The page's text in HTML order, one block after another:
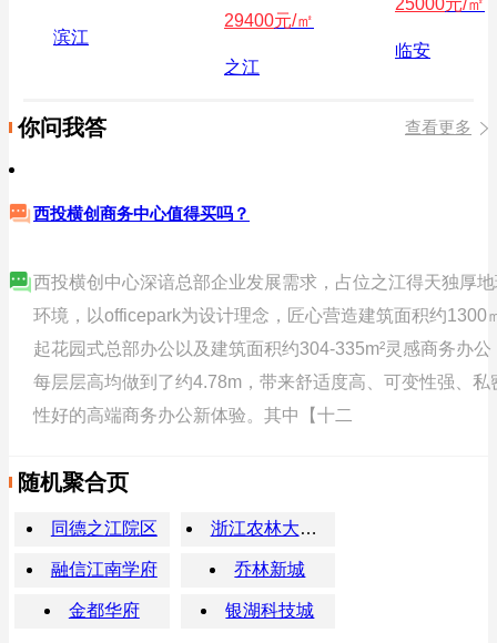
滨江
29400元/㎡
之江
临安
你问我答 查看更多
西投横创商务中心值得买吗？
西投横创中心深谙总部企业发展需求，占位之江得天独厚
环境，以officepark为设计理念，匠心营造建筑面积约1300
起花园式总部办公以及建筑面积约304-335m²灵感商务办公
每层层高均做到了约4.78m，带来舒适度高、可变性强、私
性好的高端商务办公新体验。其中【十二
随机聚合页
同德之江院区 浙江农林大学(东湖校区)
融信江南学府 乔林新城
金都华府 银湖科技城